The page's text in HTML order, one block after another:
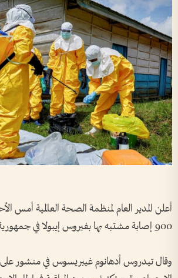
أعلن المدير العام لمنظمة الصحة العالمية أمس
900 إصابة مشتبه بها بفيروس إيبولا في جمهورية الكونغو الديموقراطية.
وقال تيدروس أدهانوم غيبريسوس في منشور